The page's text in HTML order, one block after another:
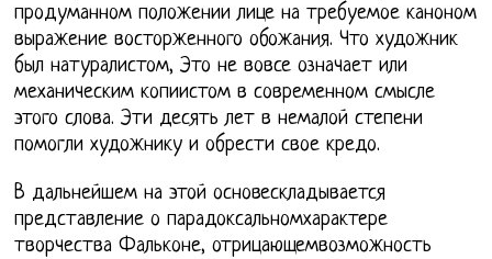
продуманном положении лице на требуемое каноном
выражение восторженного обожания. Что художник
был натуралистом, Это не вовсе означает или
механическим копиистом в современном смысле
этого слова. Эти десять лет в немалой степени
помогли художнику и обрести свое кредо.
В дальнейшем на этой основескладывается
представление о парадоксальномхарактере
творчества Фальконе, отрицающемвозможность